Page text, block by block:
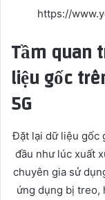
https://
Tầm quan
liệu gốc
5G
Đặt lại dữ liệu gốc
đầu như lúc xuất
chuyên gia sử
ứng dụng bị treo,